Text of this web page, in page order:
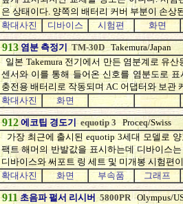
은 상태이다. 양쪽의 배터리 커버 부분이 손상
확대사진
디바이스 시험편 화면
913 염분 측정기 TM-30D Takemura/Japan
일본 Takemura 전기에서 만든 염분계로 유
센서와 이를 통해 들어온 신호를 염분도로
충전용 배터리로 작동되며 AC 어댑터와 보관
확대사진
화면
912 에코팁 경도기 equotip 3
Proceq/Swiss
가장 최근에 출시된 equotip 3세대 모델로
팩트 해머의 반발값을 표시하는데 디바이스
디바이스와 써포트 링 세트 및 미개봉 시험편
확대사진
화면 부속품 그래프
911초음파 펄서 리시버 5800PR Olympus/